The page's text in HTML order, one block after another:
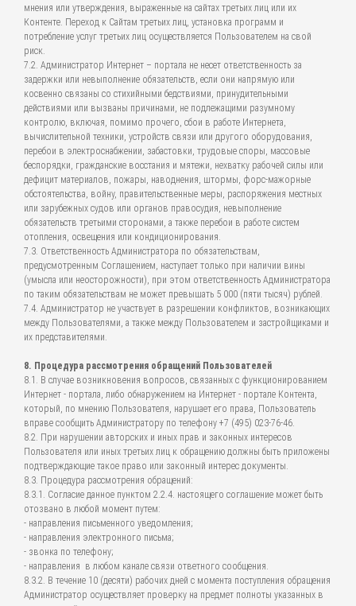
мнения или утверждения, выраженные на сайтах третьих лиц или их
Контенте. Переход к Сайтам третьих лиц, установка программ и
потребление услуг третьих лиц осуществляется Пользователем на свой
риск.
7.2. Администратор Интернет – портала не несет ответственность за
задержки или невыполнение обязательств, если они напрямую или
косвенно связаны со стихийными бедствиями, принудительными
действиями или вызваны причинами, не подлежащими разумному
контролю, включая, помимо прочего, сбои в работе Интернета,
вычислительной техники, устройств связи или другого оборудования,
перебои в электроснабжении, забастовки, трудовые споры, массовые
беспорядки, гражданские восстания и мятежи, нехватку рабочей силы или
дефицит материалов, пожары, наводнения, штормы, форс-мажорные
обстоятельства, войну, правительственные меры, распоряжения местных
или зарубежных судов или органов правосудия, невыполнение
обязательств третьими сторонами, а также перебои в работе систем
отопления, освещения или кондиционирования.
7.3. Ответственность Администратора по обязательствам,
предусмотренным Соглашением, наступает только при наличии вины
(умысла или неосторожности), при этом ответственность Администратора
по таким обязательствам не может превышать 5 000 (пяти тысяч) рублей.
7.4. Администратор не участвует в разрешении конфликтов, возникающих
между Пользователями, а также между Пользователем и застройщиками и
их представителями.
8. Процедура рассмотрения обращений Пользователей
8.1. В случае возникновения вопросов, связанных с функционированием
Интернет - портала, либо обнаружением на Интернет - портале Контента,
который, по мнению Пользователя, нарушает его права, Пользователь
вправе сообщить Администратору по телефону +7 (495) 023-76-46.
8.2. При нарушении авторских и иных прав и законных интересов
Пользователя или иных третьих лиц к обращению должны быть приложены
подтверждающие такое право или законный интерес документы.
8.3. Процедура рассмотрения обращений:
8.3.1. Согласие данное пунктом 2.2.4. настоящего соглашение может быть
отозвано в любой момент путем:
- направления письменного уведомления;
- направления электронного письма;
- звонка по телефону;
- направления в любом канале связи ответного сообщения.
8.3.2. В течение 10 (десяти) рабочих дней с момента поступления обращения
Администратор осуществляет проверку на предмет полноты указанных в